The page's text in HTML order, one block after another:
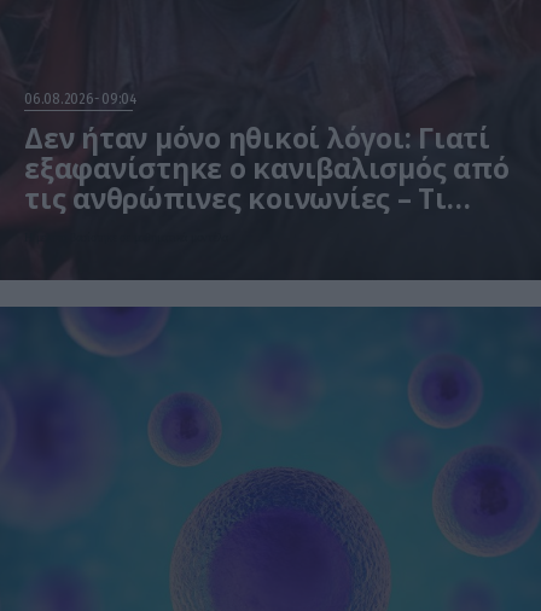
06.08.2026 09:04
Δεν ήταν μόνο ηθικοί λόγοι: Γιατί
εξαφανίστηκε ο κανιβαλισμός από
τις ανθρώπινες κοινωνίες – Τι